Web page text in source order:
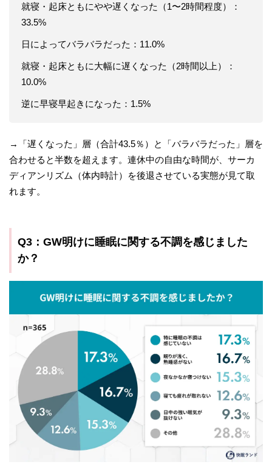
就寝・起床ともにやや遅くなった（1〜2時間程度）：
33.5%
日によってバラバラだった：11.0%
就寝・起床ともに大幅に遅くなった（2時間以上）：
10.0%
逆に早寝早起きになった：1.5%
→「遅くなった」層（合計43.5％）と「バラバラだった」層を
合わせると半数を超えます。連休中の自由な時間が、サーカ
ディアンリズム（体内時計）を後退させている実態が見て取
れます。
Q3：GW明けに睡眠に関する不調を感じました
か？